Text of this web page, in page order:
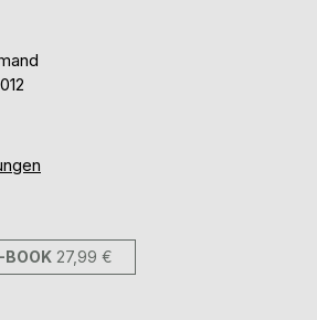
BOOK 27,99 €